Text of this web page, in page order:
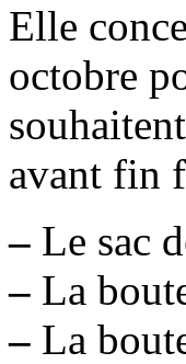
Elle
octobre
avant fin
– Le sac
– La
– La